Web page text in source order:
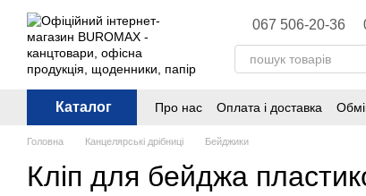
Перейти до основного контенту
067 506-20-36
Каталог Про нас Оплата і доставка
Головна Канцелярські дрібниці Бейджики
Кліп для бейджа